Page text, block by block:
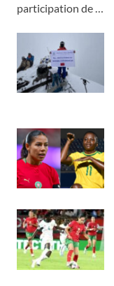
participation de …